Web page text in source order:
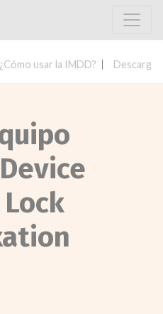
¿Cómo usar la IMDD? Descargar